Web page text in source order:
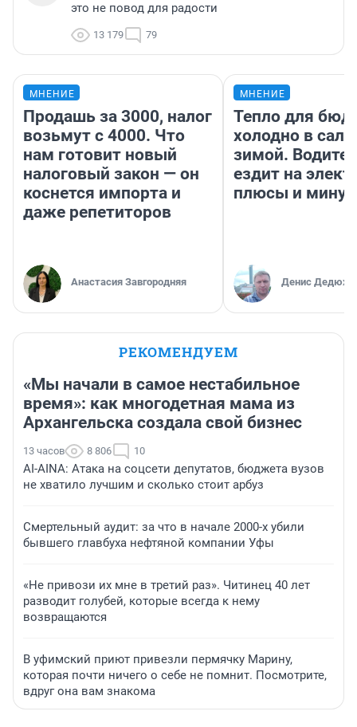
это не повод для радости
13 179 79
МНЕНИЕ
Продашь за 3000, налог
возьмут с 4000. Что
нам готовит новый
налоговый закон — он
коснется импорта и
даже репетиторов
Анастасия Завгородняя
МНЕНИЕ
Тепло для
холодно в
зимой.
ездит на
плюсы и
Денис
РЕКОМЕНДУЕМ
«Мы начали в самое нестабильное
время»: как многодетная мама из
Архангельска создала свой бизнес
13 часов 8 806 10
AI-AINA: Атака на соцсети депутатов, бюджета вузов
не хватило лучшим и сколько стоит арбуз
Смертельный аудит: за что в начале 2000-х убили
бывшего главбуха нефтяной компании Уфы
«Не привози их мне в третий раз». Читинец 40 лет
разводит голубей, которые всегда к нему
возвращаются
В уфимский приют привезли пермячку Марину,
которая почти ничего о себе не помнит. Посмотрите,
вдруг она вам знакома